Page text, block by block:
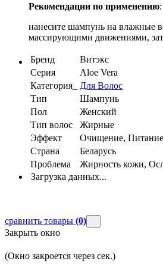
Рекомендации по применению:
нанесите шампунь на влажные
массирующими движениями,
Бренд
Витэкс
Серия
Aloe Vera
Категория_
Для Волос
Тип
Шампунь
Пол
Женский
Тип волос
Жирные
Эффект
Очищение,
Страна
Беларусь
Проблема
Жирность кожи,
Загрузка данных...
сравнить товары (0)
Закрыть окно
(Окно закроется через сек.)